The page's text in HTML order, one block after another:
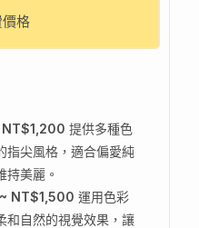
格
提供多種色
指尖風格，適合偏愛純
持美麗。
NT$1,500 運用色彩
和自然的視覺效果，讓